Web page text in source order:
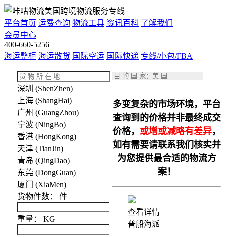
平台首页 运费查询 物流工具 资讯百科 了解我们
会员中心
400-660-5256
海运整柜 海运散货 国际空运 国际快递 专线/小包/FBA
深圳 (ShenZhen)
上海 (ShangHai)
广州 (GuangZhou)
宁波 (NingBo)
香港 (HongKong)
天津 (TianJin)
青岛 (QingDao)
东莞 (DongGuan)
厦门 (XiaMen)
货物件数：
件
重量： KG
多变复杂的市场环境，平台
查询到的价格并非最终成交
价格， 或增或减略有差异，
如有需要请联系我们核实并
为您提供最合适的物流方
案！
查看详情
普船海派